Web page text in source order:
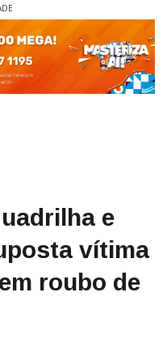
e
vítima
roubo de